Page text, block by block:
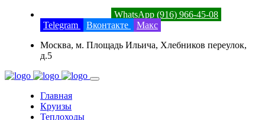
WhatsApp (916) 966-45-08
Telegram
Вконтакте
Макс
Москва, м. Площадь Ильича, Хлебников переулок,
д.5
Главная
Круизы
Теплоходы